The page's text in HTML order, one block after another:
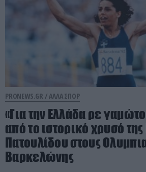
PRONEWS.GR /ΑΛΛΑ ΣΠΟΡ
«Για την Ελλάδα ρε
από το ιστορικό χρυσό
Πατουλίδου στους
Βαρκελώνης